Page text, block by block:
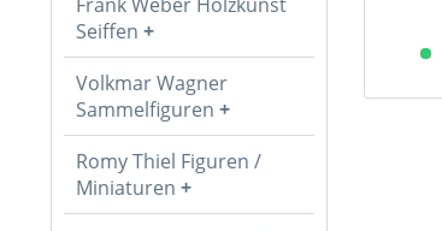
Seiffen
Volkmar Wagner
Sammelfiguren
Romy Thiel Figuren /
Miniaturen